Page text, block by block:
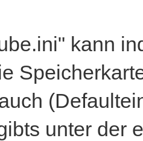
kann
unter der